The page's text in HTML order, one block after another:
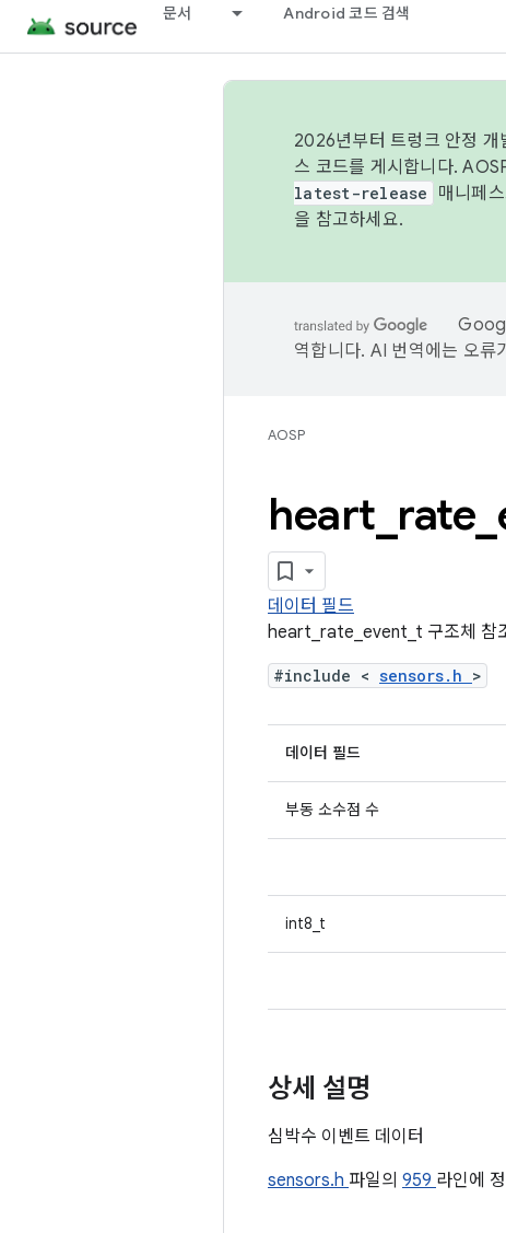
문서 Android 코드 검색
2026년부터 트렁크 안정 개
스 코드를 게시합니다.
latest-release
매니페
을 참고하세요.
역합니다. AI 번역에는 오류
AOSP
heart rate
데이터 필드
heart_rate_event_t 구조체 참
#include < sensors.h >
데이터 필드
부동 소수점 수
int8_t
상세 설명
심박수 이벤트 데이터
sensors.h 파일의 959 라인에